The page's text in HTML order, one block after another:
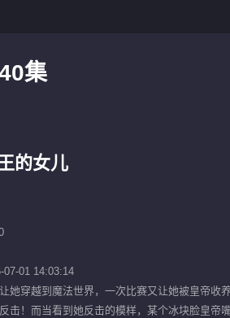
集
的女儿
07-01 14:03:14
她穿越到魔法世界，一次比赛又让她被皇帝
击！而当看到她反击的模样，某个冰块脸皇帝